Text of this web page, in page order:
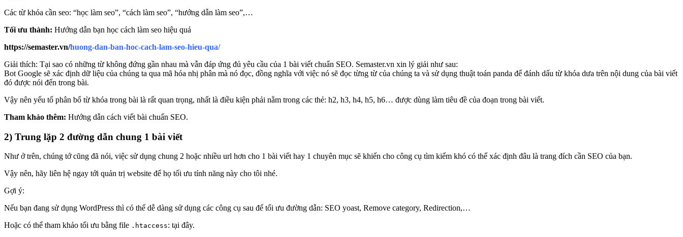
Các từ khóa cần seo: “học làm seo”, “cách làm seo”, “hướng dẫn làm seo”,…
Tối ưu thành: Hướng dẫn bạn học cách làm seo hiệu quả
https://semaster.vn/huong-dan-ban-hoc-cach-lam-seo-hieu-qua/
Giải thích: Tại sao có những từ không đứng gần nhau mà vẫn đáp ứng đủ yêu cầu của 1 bài viết chuẩn SEO. Semaster.vn xin lý giải như sau:
Bot Google sẽ xác định dữ liệu của chúng ta qua mã hóa nhị phân mà nó đọc, đồng nghĩa với việc nó sẽ đọc từng từ của chúng ta và sử dụng thuật toán panda để đánh dấu từ khóa dưa trên nội dung của bài viết
đó được nói đến trong bài.
Vậy nên yếu tố phân bổ từ khóa trong bài là rất quan trọng, nhất là điều kiện phải nằm trong các thẻ: h2, h3, h4, h5, h6… được dùng làm tiêu đề của đoạn trong bài viết.
Tham khảo thêm: Hướng dẫn cách viết bài chuẩn SEO.
2) Trung lặp 2 đường dẫn chung 1 bài viết
Như ở trên, chúng tớ cũng đã nói, việc sử dụng chung 2 hoặc nhiều url hơn cho 1 bài viết hay 1 chuyên mục sẽ khiến cho công cụ tìm kiếm khó có thể xác định đâu là trang đích cần SEO của bạn.
Vậy nên, hãy liên hệ ngay tới quản trị website để họ tối ưu tính năng này cho tôi nhé.
Gợi ý:
Nếu bạn đang sử dụng WordPress thì có thể dễ dàng sử dụng các công cụ sau để tối ưu đường dẫn: SEO yoast, Remove category, Redirection,…
Hoặc có thể tham khảo tối ưu bằng file .htaccess: tại đây.